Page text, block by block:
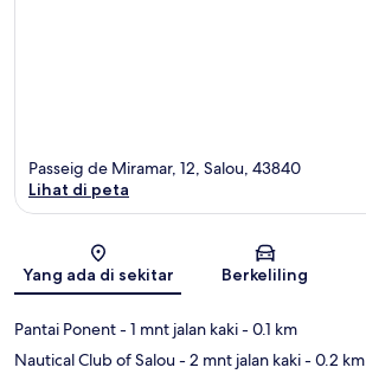
Peta
Passeig de Miramar, 12, Salou, 43840
Lihat di peta
Yang ada di sekitar Berkeliling
Pantai Ponent- 1 mnt jalan kaki- 0.1 km
Nautical Club of Salou- 2 mnt jalan kaki- 0.2 km